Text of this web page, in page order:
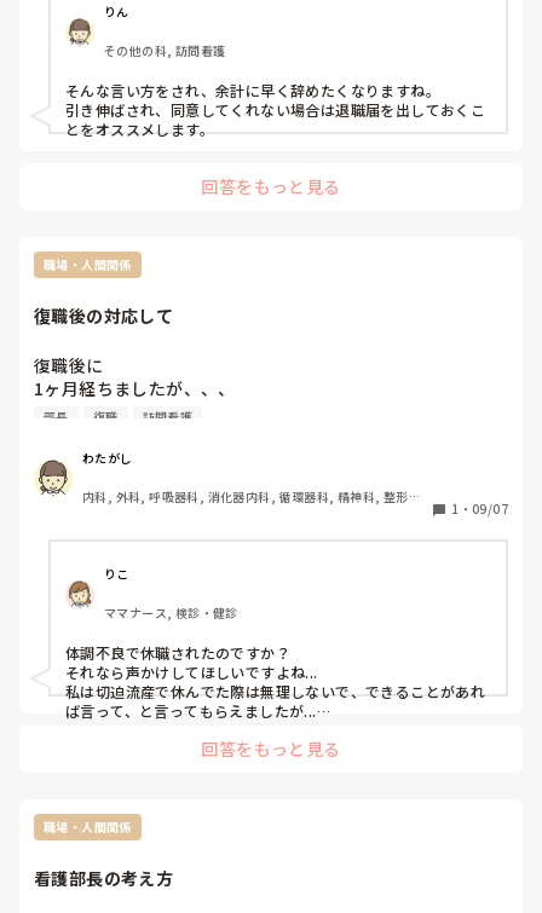
りん
その他の科, 訪問看護
そんな言い方をされ、余計に早く辞めたくなりますね。
引き伸ばされ、同意してくれない場合は退職届を出しておくこ
とをオススメします。
回答をもっと見る
職場・人間関係
復職後の対応して
復職後に
1ヶ月経ちましたが、、、
いまだに一度も体調大丈夫？と管理者から言われたことあり
その上の部長クラスの人からは面談の時に1回聞かれるくら
い。
まぁ聞かれても、管理者との3者面談なのでしんどいと言え
る空気感ではないのですが。。
復職された方は直属の上司からどんな感じで話しかけられて
いますか？？？
訪問看護というのもあり、かなり体力勝負なところもあるの
で何も思われていないと思うとなんか辛いです。
部長 復職 訪問看護
わたがし
内科, 外科, 呼吸器科, 消化器内科, 循環器科, 精神科, 整形外
1 ・ 09/07
りこ
ママナース, 検診・健診
体調不良で休職されたのですか？
それなら声かけしてほしいですよね...
私は切迫流産で休んでた際は無理しないで、できることがあれ
ば言って、と言ってもらえましたが...
回答をもっと見る
職場・人間関係
看護部長の考え方